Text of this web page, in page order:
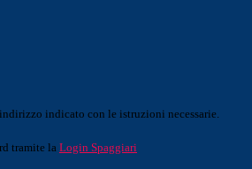
indicato con le istruzioni necessarie.
tramite la Login Spaggiari